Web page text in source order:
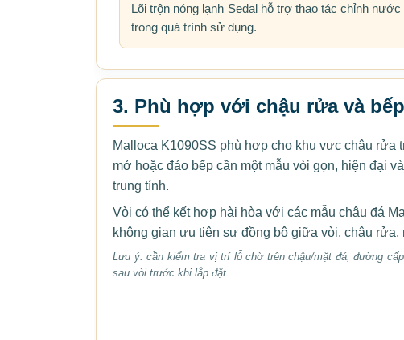
Lõi trộn nóng lạnh Sedal hỗ trợ thao tác chỉnh
trong quá trình sử dụng.
3. Phù hợp với chậu rửa và
Malloca K1090SS phù hợp cho khu vực chậu rửa
mở hoặc đảo bếp cần một mẫu vòi gọn, hiện đại
trung tính.
Vòi có thể kết hợp hài hòa với các mẫu chậu đá
không gian ưu tiên sự đồng bộ giữa vòi, chậu rửa,
Lưu ý: cần kiểm tra vị trí lỗ chờ trên chậu/mặt đá, đường
sau vòi trước khi lắp đặt.